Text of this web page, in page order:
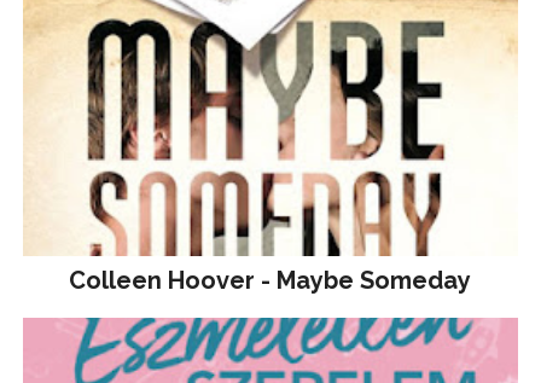
Colleen Hoover - Maybe Someday